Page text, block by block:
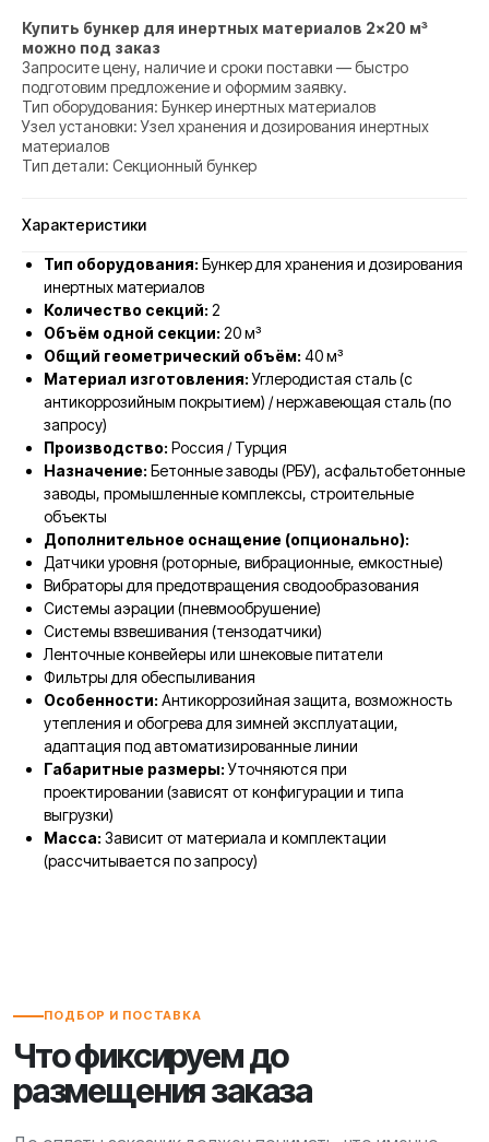
Купить бункер для инертных материалов 2×20 м³
можно под заказ
Запросите цену, наличие и сроки поставки — быстро
подготовим предложение и оформим заявку.
Тип оборудования: Бункер инертных материалов
Узел установки: Узел хранения и дозирования инертных
материалов
Тип детали: Секционный бункер
Характеристики
Тип оборудования: Бункер для хранения и дозирования
инертных материалов
Количество секций: 2
Объём одной секции: 20 м³
Общий геометрический объём: 40 м³
Материал изготовления:Углеродистая сталь (с
антикоррозийным покрытием) / нержавеющая сталь (по
запросу)
Производство: Россия / Турция
Назначение: Бетонные заводы (РБУ), асфальтобетонные
заводы, промышленные комплексы, строительные
объекты
Дополнительное оснащение (опционально):
Датчики уровня (роторные, вибрационные, емкостные)
Вибраторы для предотвращения сводообразования
Системы аэрации (пневмообрушение)
Системы взвешивания (тензодатчики)
Ленточные конвейеры или шнековые питатели
Фильтры для обеспыливания
Особенности: Антикоррозийная защита, возможность
утепления и обогрева для зимней эксплуатации,
адаптация под автоматизированные линии
Габаритные размеры:Уточняются при
проектировании (зависят от конфигурации и типа
выгрузки)
Масса: Зависит от материала и комплектации
(рассчитывается по запросу)
ПОДБОР И ПОСТАВКА
Что фиксируем до
размещения заказа